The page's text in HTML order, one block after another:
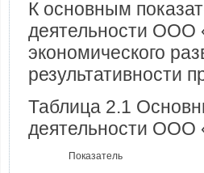
К основным
деятельности ООО
экономического
результативности
Таблица 2.1
деятельности ООО
Показатель